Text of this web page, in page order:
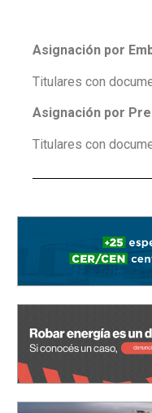
Asignación por
Titulares con
Asignación por
Titulares con